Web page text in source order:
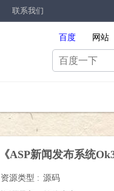
联系我们
百度 网站
《ASP新闻发布系统
资源类型 : 源码